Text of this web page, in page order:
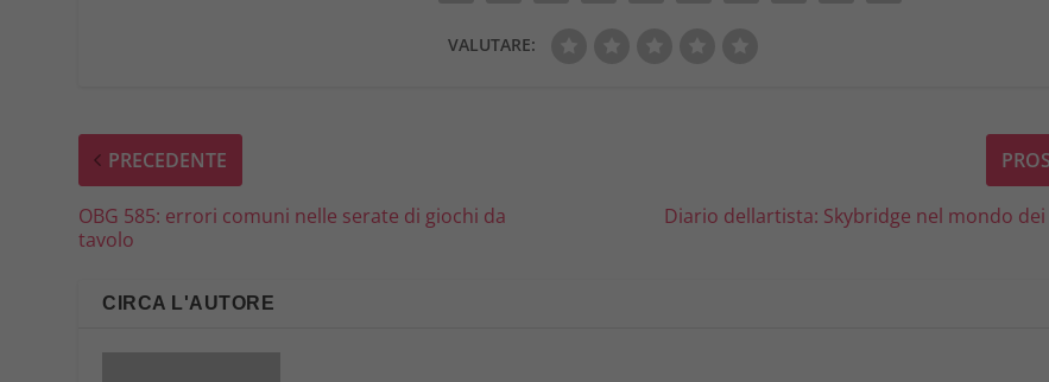
VALUTARE:
PRECEDENTE
OBG 585: errori comuni nelle serate di giochi da
tavolo
Diario dellartista: Skybridge nel mondo
CIRCA L'AUTORE